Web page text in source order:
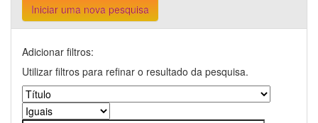
Iniciar uma nova pesquisa
Adicionar filtros:
Utilizar filtros para refinar o resultado da pesquisa.